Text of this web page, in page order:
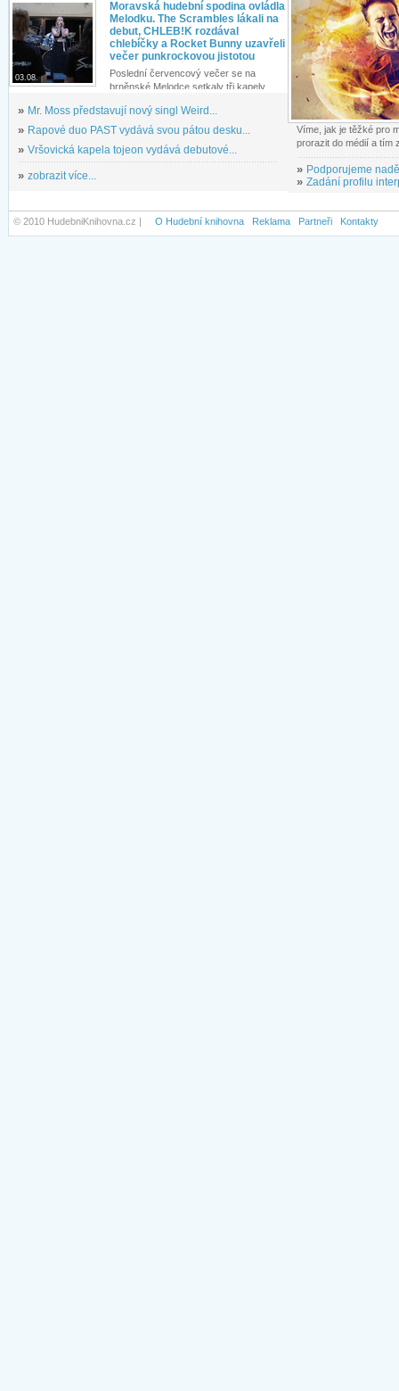
03.08.
Moravská hudební spodina ovládla
Melodku. The Scrambles lákali na
debut, CHLEB!K rozdával
chlebíčky a Rocket Bunny uzavřeli
večer punkrockovou jistotou
Poslední červencový večer se na
brněnské Melodce setkaly tři kapely...
» Mr. Moss představují nový singl Weird...
» Rapové duo PAST vydává svou pátou desku...
» Vršovická kapela tojeon vydává debutové...
» zobrazit více...
Víme, jak je těžké pro
prorazit do médií a tím
» Podporujeme
» Zadání profilu
© 2010 HudebniKnihovna.cz | O Hudební knihovna Reklama Partneři Kontakty